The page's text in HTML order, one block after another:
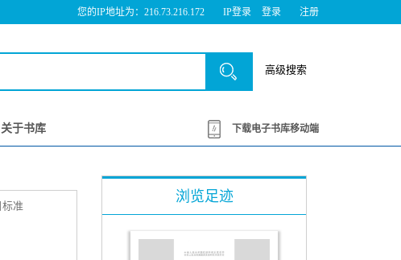
您的IP地址为：216.73.216.172 IP登录 登录 注册
高级搜索
关于书库 下载电子书库移动端
准
浏览足迹